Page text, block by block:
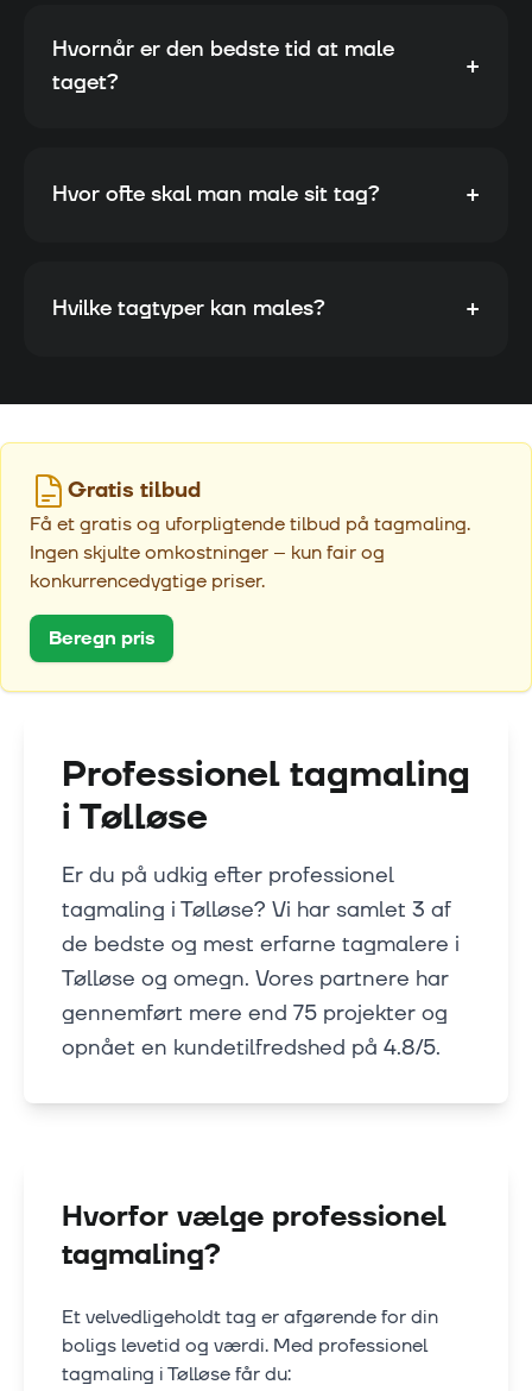
Hvornår er den bedste tid at male
taget?
+
Hvor ofte skal man male sit tag? +
Hvilke tagtyper kan males? +
Gratis tilbud
Få et gratis og uforpligtende tilbud på tagmaling.
Ingen skjulte omkostninger – kun fair og
konkurrencedygtige priser.
Beregn pris
Professionel tagmaling
i Tølløse
Er du på udkig efter professionel
tagmaling i Tølløse? Vi har samlet 3 af
de bedste og mest erfarne tagmalere i
Tølløse og omegn. Vores partnere har
gennemført mere end 75 projekter og
opnået en kundetilfredshed på 4.8/5.
Hvorfor vælge professionel
tagmaling?
Et velvedligeholdt tag er afgørende for din
boligs levetid og værdi. Med professionel
tagmaling iTølløsefår du: